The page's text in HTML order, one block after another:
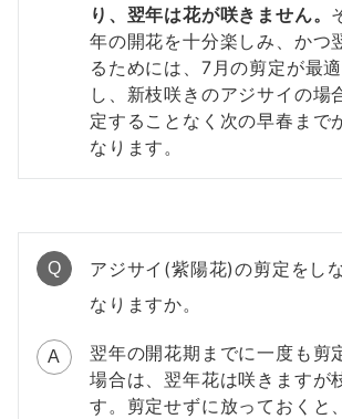
り、翌年は花が咲きません。
年の開花を十分楽しみ、かつ
るためには、7月の剪定が最
し、新枝咲きのアジサイの場
定することなく次の早春まで
なります。
Q
アジサイ(紫陽花)の剪定をし
なりますか。
A
翌年の開花期までに一度も剪
場合は、翌年花は咲きますが
す。剪定せずに放っておくと